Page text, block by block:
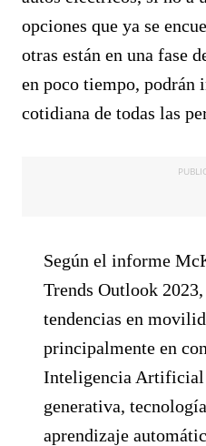
opciones que ya se
otras están en una fase
en poco tiempo, podrán
cotidiana de todas las
Según el informe
Trends Outlook 2023,
tendencias en
principalmente en
Inteligencia
generativa,
aprendizaje